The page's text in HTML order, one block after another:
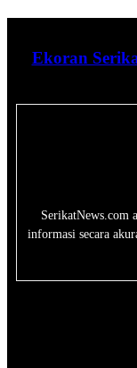
Ekoran
SerikatNews.com
informasi secara